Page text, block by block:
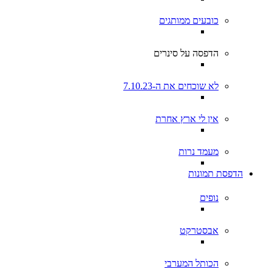
כובעים ממותגים
הדפסה על סינרים
לא שוכחים את ה-7.10.23
אין לי ארץ אחרת
מעמד נרות
הדפסת תמונות
נופים
אבסטרקט
הכותל המערבי